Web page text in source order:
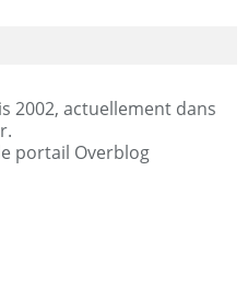
2002, actuellement dans
portail Overblog